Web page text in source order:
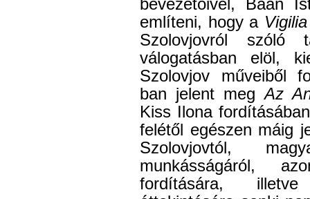
bevezetőivel, Baán
említeni, hogy a Vigilia
Szolovjovról szóló
válogatásban elöl,
Szolovjov műveiből
ban jelent megAz
Kiss Ilona
felétől egészen máig
Szolovjovtól,
munkásságáról,
fordítására,